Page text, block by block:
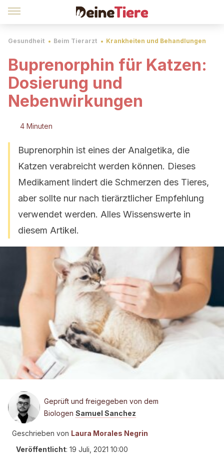
Gesundheit Beim Tierarzt Krankheiten und Behandlungen
Buprenorphin für Katzen:
Dosierung und
Nebenwirkungen
4 Minuten
Buprenorphin ist eines der Analgetika, die
Katzen verabreicht werden können. Dieses
Medikament lindert die Schmerzen des Tieres,
aber sollte nur nach tierärztlicher Empfehlung
verwendet werden. Alles Wissenswerte in
diesem Artikel.
Geprüft und freigegeben von dem
Biologen Samuel Sanchez
Geschrieben von Laura Morales Negrin
Veröffentlicht: 19 Juli, 2021 10:00